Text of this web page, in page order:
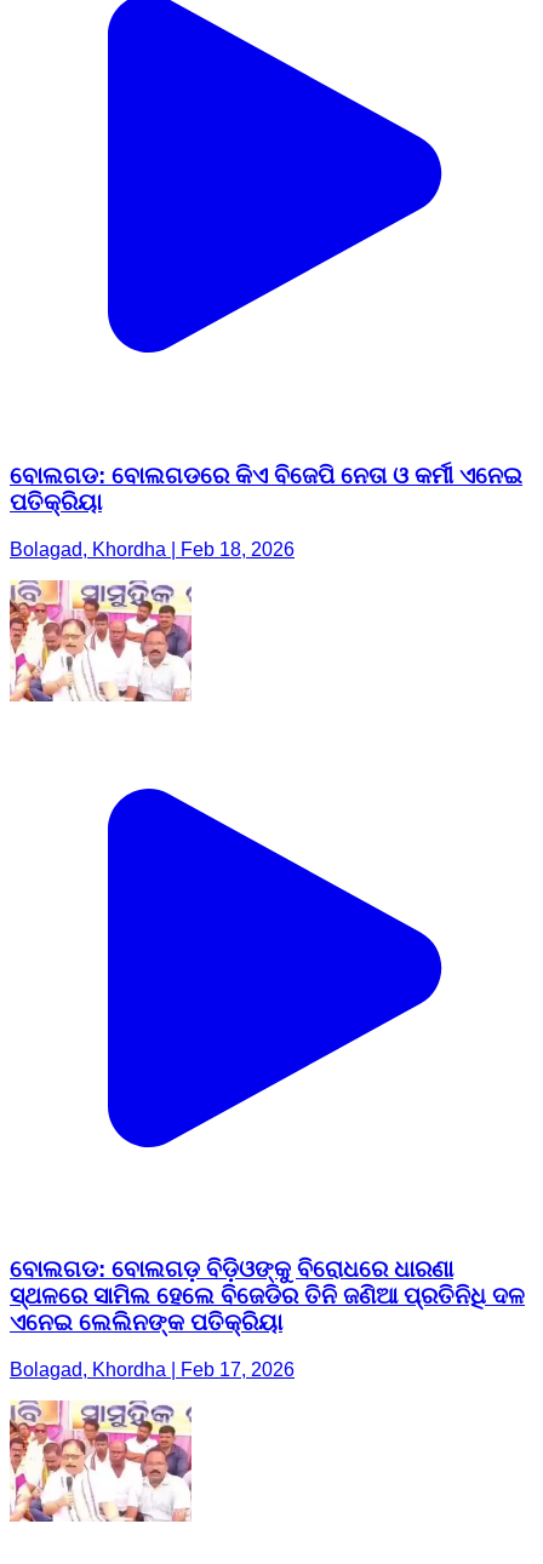
ବୋଲଗଡ: ବୋଲଗଡରେ କିଏ ବିଜେପି ନେତା ଓ କର୍ମୀ ଏନେଇ
ପତିକ୍ରିୟା
Bolagad, Khordha | Feb 18, 2026
ବୋଲଗଡ: ବୋଲଗଡ଼ ବିଡ଼ିଓଙ୍କୁ ବିରୋଧରେ ଧାରଣା
ସ୍ଥଳରେ ସାମିଲ ହେଲେ ବିଜେଡିର ତିନି ଜଣିଆ ପ୍ରତିନିଧି ଦଳ
ଏନେଇ ଲେଲିନଙ୍କ ପତିକ୍ରିୟା
Bolagad, Khordha | Feb 17, 2026